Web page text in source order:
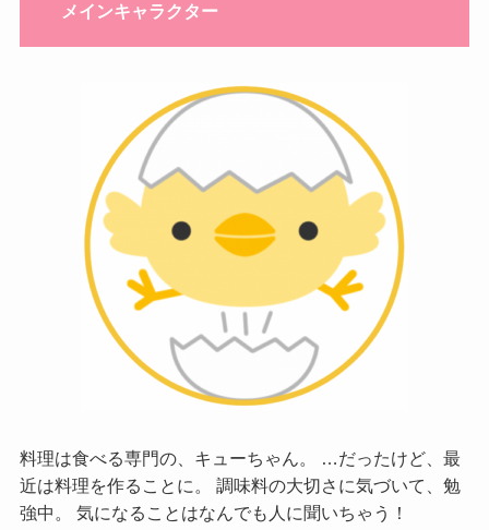
メインキャラクター
料理は食べる専門の、キューちゃん。 …だったけど、最
近は料理を作ることに。 調味料の大切さに気づいて、勉
強中。 気になることはなんでも人に聞いちゃう！